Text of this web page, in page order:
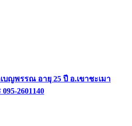
บญพรรณ อายุ 25 ปี อ.เขาชะเมา
2601140